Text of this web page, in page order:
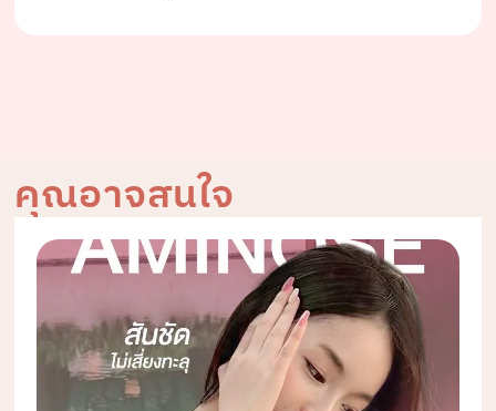
คุณอาจสนใจ